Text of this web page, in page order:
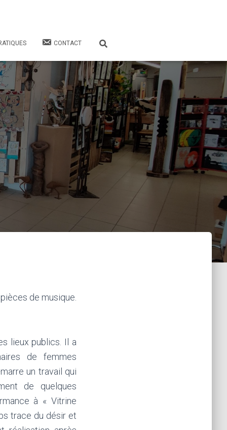
CONTACT
de musique.
lieux publics. Il a
de femmes
un travail qui
de quelques
à « Vitrine
trace du désir et